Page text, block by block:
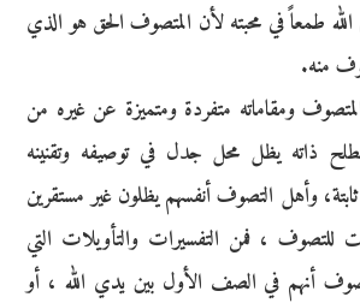
الله طمعاً في محبته لأن المتصوف الحق هو الذي
منه.
ومقاماته متفردة ومتميزة عن غيره من
ذاته يظل محل جدل في توصيفه وتقنينه
وأهل التصوف أنفسهم يظلون غير مستقرين
للتصوف ، فمن التفسيرات والتأويلات التي
أنهم في الصف الأول بين يدي الله ، أو